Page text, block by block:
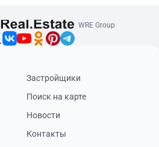
WRE Group
Застройщики
Поиск на карте
Новости
Контакты